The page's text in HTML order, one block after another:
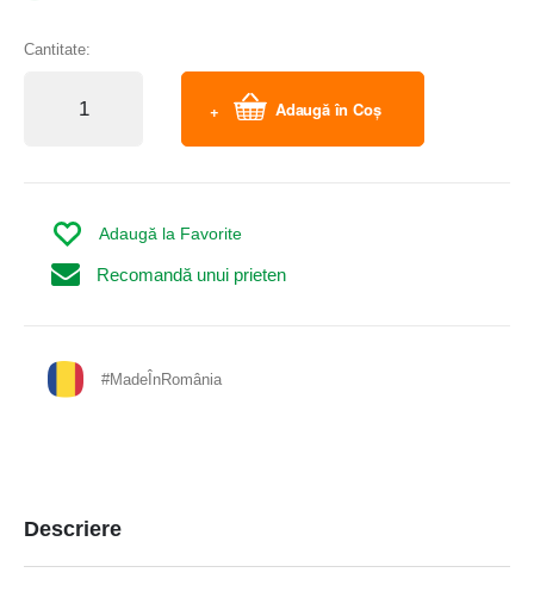
Cantitate:
Adaugă în Coș
Recomandă unui prieten
Adaugă la Favorite
#MadeÎnRomânia
Descriere